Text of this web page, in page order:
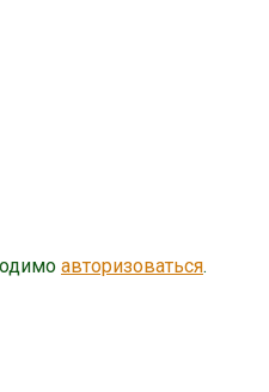
авторизоваться.